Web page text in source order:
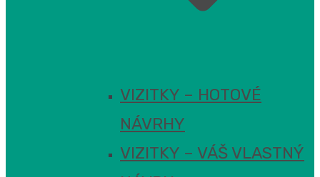
VIZITKY – HOTOVÉ
NÁVRHY
VIZITKY – VÁŠ VLASTNÝ